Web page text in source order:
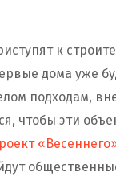
к
дома уже
подходам,
чтобы эти